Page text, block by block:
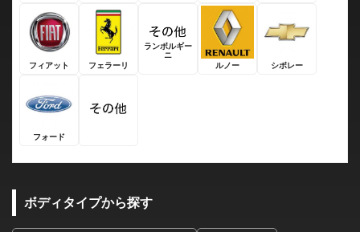
フィアット フェラーリ
ランボルギー
ニ
ルノー
シボレー
フォード
ボディタイプから探す